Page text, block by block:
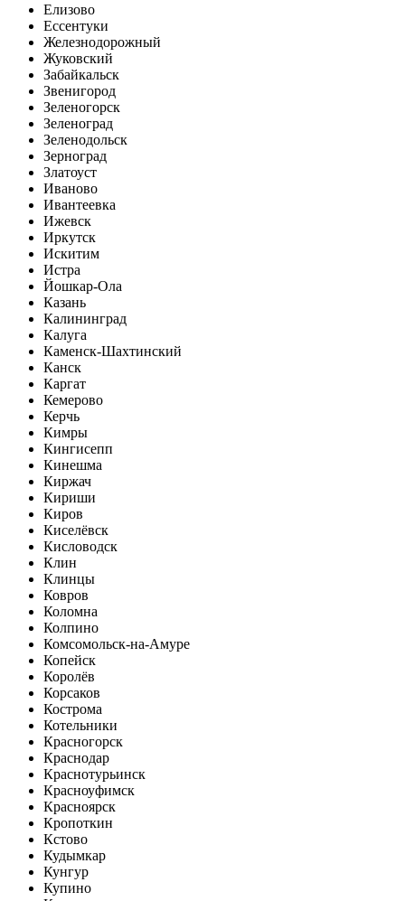
Елизово
Ессентуки
Железнодорожный
Жуковский
Забайкальск
Звенигород
Зеленогорск
Зеленоград
Зеленодольск
Зерноград
Златоуст
Иваново
Ивантеевка
Ижевск
Иркутск
Искитим
Истра
Йошкар-Ола
Казань
Калининград
Калуга
Каменск-Шахтинский
Канск
Каргат
Кемерово
Керчь
Кимры
Кингисепп
Кинешма
Киржач
Кириши
Киров
Киселёвск
Кисловодск
Клин
Клинцы
Ковров
Коломна
Колпино
Комсомольск-на-Амуре
Копейск
Королёв
Корсаков
Кострома
Котельники
Красногорск
Краснодар
Краснотурьинск
Красноуфимск
Красноярск
Кропоткин
Кстово
Кудымкар
Кунгур
Купино